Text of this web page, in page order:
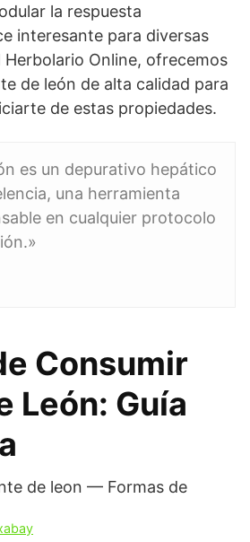
la respuesta
interesante para diversas
Herbolario Online, ofrecemos
de león de alta calidad para
de estas propiedades.
es un depurativo hepático
una herramienta
en cualquier protocolo
Consumir
León: Guía